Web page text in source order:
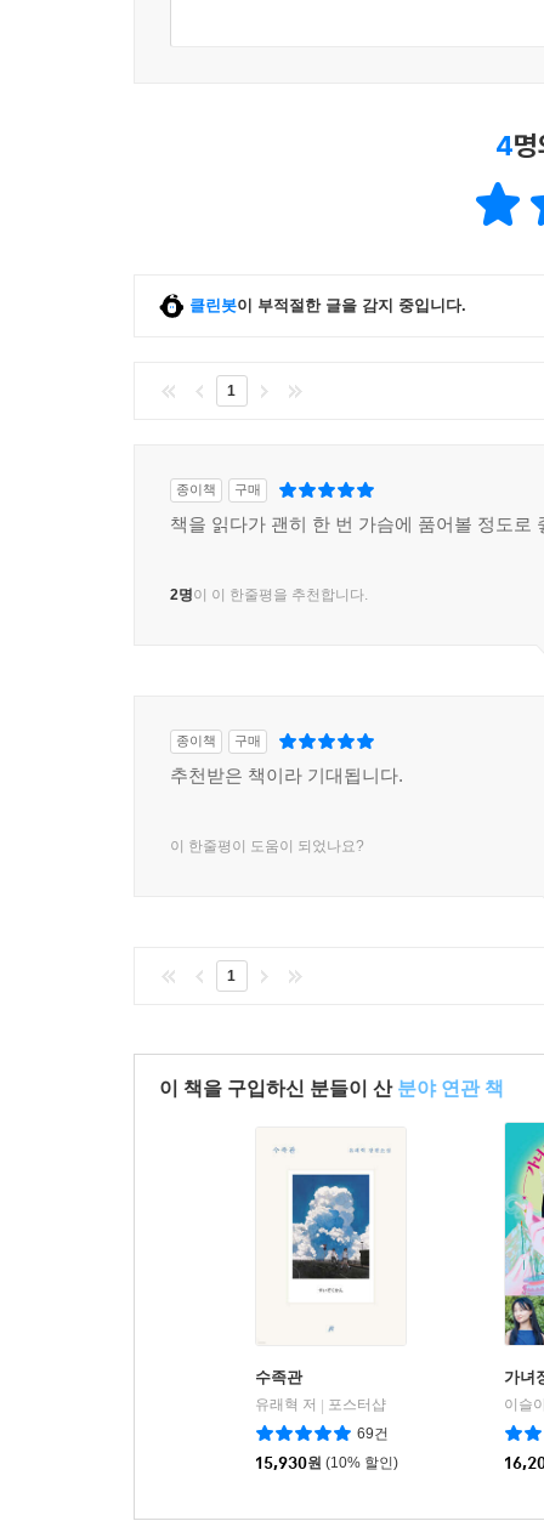
4
클린봇이 부적절한 글을 감지 중입니다.
1
종이책 구매
책을 읽다가 괜히 한 번 가슴에 품어볼 정도로
2명이 이 한줄평을 추천합니다.
종이책 구매
추천받은 책이라 기대됩니다.
이 한줄평이 도움이 되었나요?
1
이 책을 구입하신 분들이 산 분야 연관 책
수족관
유래혁 저
포스터샵
69건
15,930원 (10% 할인)
가녀
이슬